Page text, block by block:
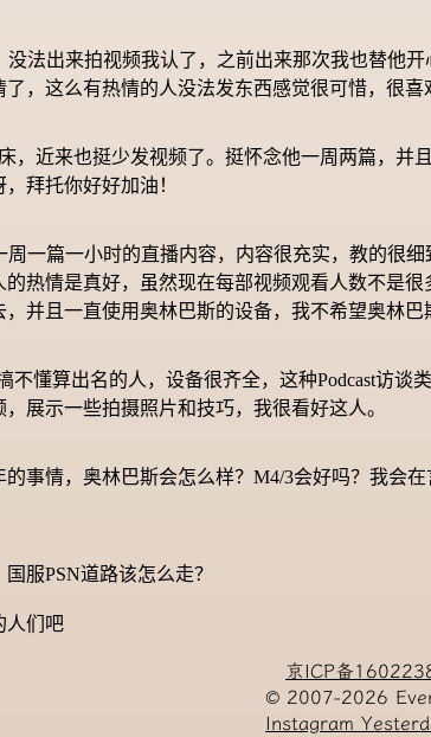
没法出来拍视频我认了，之前出来那次我也替
，这么有热情的人没法发东西感觉很可惜，很
床，近来也挺少发视频了。挺怀念他一周两篇，
拜托你好好加油！
周一篇一小时的直播内容，内容很充实，教的
热情是真好，虽然现在每部视频观看人数不是
并且一直使用奥林巴斯的设备，我不希望奥林巴
不懂算出名的人，设备很齐全，这种Podcast
展示一些拍摄照片和技巧，我很看好这人。
事情，奥林巴斯会怎么样？M4/3会好吗？我会
服PSN道路该怎么走？
人们吧
京ICP备
© 2007-2026
Instagram